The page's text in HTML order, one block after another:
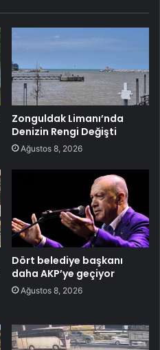
Zonguldak Limanı’nda
Denizin Rengi Değişti
Ağustos 8, 2026
Dört belediye başkanı
daha AKP’ye geçiyor
Ağustos 8, 2026